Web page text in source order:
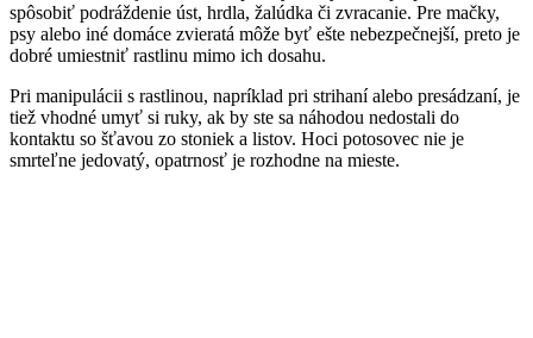
spôsobiť podráždenie úst, hrdla, žalúdka či zvracanie. Pre mačky,
psy alebo iné domáce zvieratá môže byť ešte nebezpečnejší, preto je
dobré umiestniť rastlinu mimo ich dosahu.
Pri manipulácii s rastlinou, napríklad pri strihaní alebo presádzaní, je
tiež vhodné umyť si ruky, ak by ste sa náhodou nedostali do
kontaktu so šťavou zo stoniek a listov. Hoci potosovec nie je
smrteľne jedovatý, opatrnosť je rozhodne na mieste.